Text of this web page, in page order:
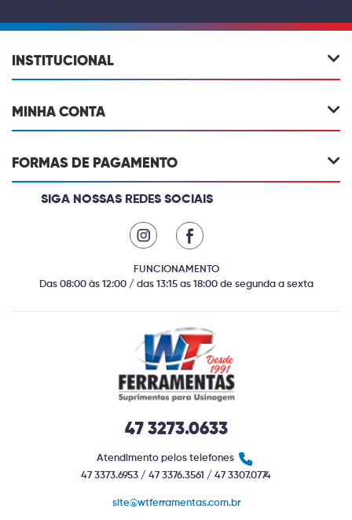
INSTITUCIONAL
MINHA CONTA
FORMAS DE PAGAMENTO
SIGA NOSSAS REDES SOCIAIS
FUNCIONAMENTO
Das 08:00 às 12:00 / das 13:15 as 18:00 de segunda a sexta
47 3273.0633
Atendimento pelos telefones
47 3373.6953 / 47 3376.3561 / 47 3307.0774
site@wtferramentas.com.br